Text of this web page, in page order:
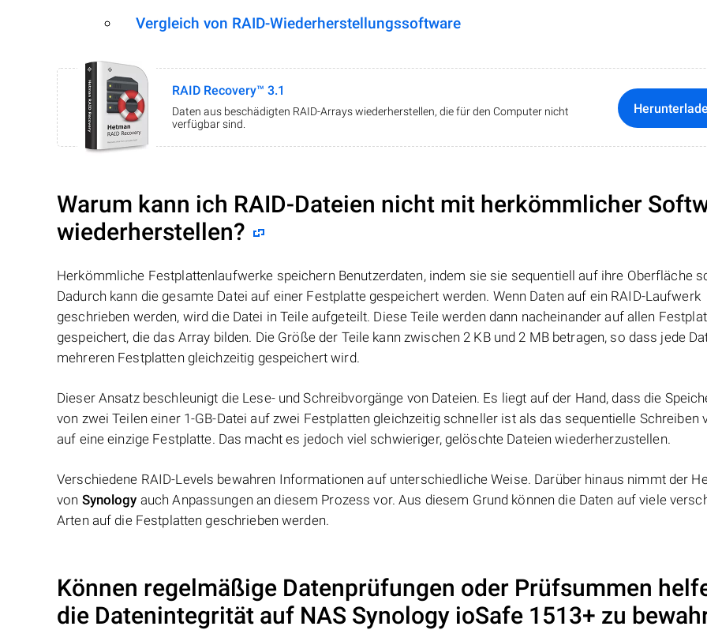
Vergleich von RAID-Wiederherstellungssoftware
RAID Recovery™ 3.1
Daten aus beschädigten RAID-Arrays wiederherstellen, die für den Computer nicht
verfügbar sind.
Warum kann ich RAID-Dateien nicht mit herkömmlicher
wiederherstellen?
Herkömmliche Festplattenlaufwerke speichern Benutzerdaten, indem sie sie sequentiell auf ihre Oberfläche
Dadurch kann die gesamte Datei auf einer Festplatte gespeichert werden. Wenn Daten auf ein RAID-Laufwerk
geschrieben werden, wird die Datei in Teile aufgeteilt. Diese Teile werden dann nacheinander auf allen
gespeichert, die das Array bilden. Die Größe der Teile kann zwischen 2 KB und 2 MB betragen, so dass jede
mehreren Festplatten gleichzeitig gespeichert wird.
Dieser Ansatz beschleunigt die Lese- und Schreibvorgänge von Dateien. Es liegt auf der Hand, dass die
von zwei Teilen einer 1-GB-Datei auf zwei Festplatten gleichzeitig schneller ist als das sequentielle Schreiben
auf eine einzige Festplatte. Das macht es jedoch viel schwieriger, gelöschte Dateien wiederherzustellen.
Verschiedene RAID-Levels bewahren Informationen auf unterschiedliche Weise. Darüber hinaus nimmt der
von Synology auch Anpassungen an diesem Prozess vor. Aus diesem Grund können die Daten auf viele
Arten auf die Festplatten geschrieben werden.
Können regelmäßige Datenprüfungen oder Prüfsummen
die Datenintegrität auf NAS Synology ioSafe 1513+ zu